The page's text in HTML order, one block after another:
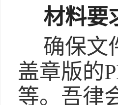
材料要
确保文
盖章版的
等。吾律